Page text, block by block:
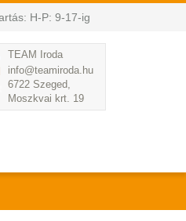
H-P: 9-17-ig
TEAM Iroda
info@teamiroda.hu
6722 Szeged,
Moszkvai krt. 19